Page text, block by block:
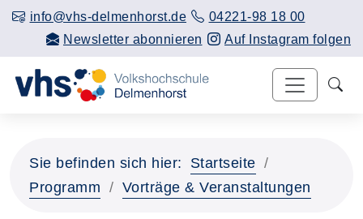
info@vhs-delmenhorst.de
04221-98 18 00
Newsletter abonnieren
Auf Instagram folgen
Sie befinden sich hier:
Startseite
Programm
Vorträge & Veranstaltungen